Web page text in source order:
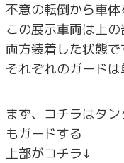
不意の転倒から車体
この展示車両は上
両方装着した状態
それぞれのガード
まず、コチラはタ
もガードする
上部がコチラ↓